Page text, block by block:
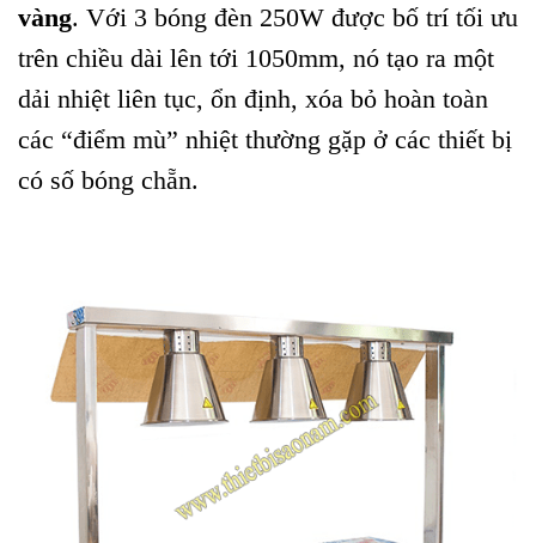
vàng. Với 3 bóng đèn 250W được bố trí tối ưu
trên chiều dài lên tới 1050mm, nó tạo ra một
dải nhiệt liên tục, ổn định, xóa bỏ hoàn toàn
các “điểm mù” nhiệt thường gặp ở các thiết bị
có số bóng chẵn.